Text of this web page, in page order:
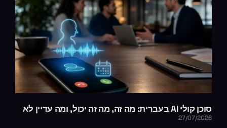
סוכן קולי AI בעברית: מה זה, מה זה יכול, ומה עדיין לא
27/07/2026